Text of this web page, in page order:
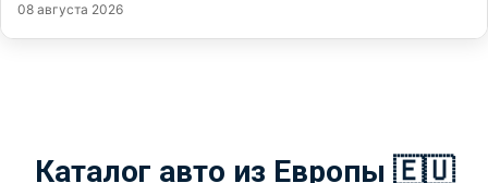
08 августа 2026
Каталог авто из Европы 🇪🇺